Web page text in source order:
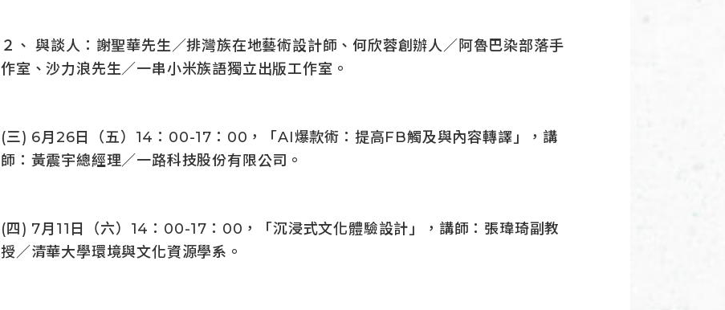
２、 與談人：謝聖華先生／排灣族在地藝術設計師、何欣蓉創辦人／阿魯巴染部落手
作室、沙力浪先生／一串小米族語獨立出版工作室。
(三) 6月26日（五）14：00-17：00，「AI爆款術：提高FB觸及與內容轉譯」，講
師：黃震宇總經理／一路科技股份有限公司。
(四) 7月11日（六）14：00-17：00，「沉浸式文化體驗設計」，講師：張瑋琦副教
授／清華大學環境與文化資源學系。